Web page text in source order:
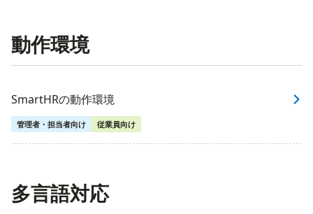
動作環境
SmartHRの動作環境
管理者・担当者向け 従業員向け
多言語対応